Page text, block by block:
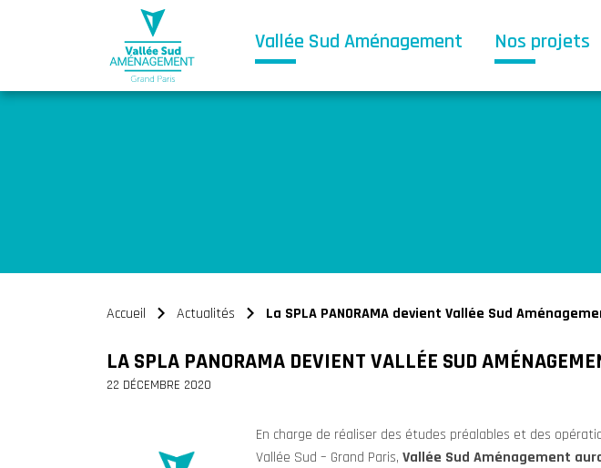
Vallée Sud Aménagement Nos projets
Accueil Actualités La SPLA PANORAMA devient Vallée Sud
LA SPLA PANORAMA DEVIENT VALLÉE SUD
22 DÉCEMBRE 2020
En charge de réaliser des études préalables et des
Vallée Sud – Grand Paris, Vallée Sud Aménagement